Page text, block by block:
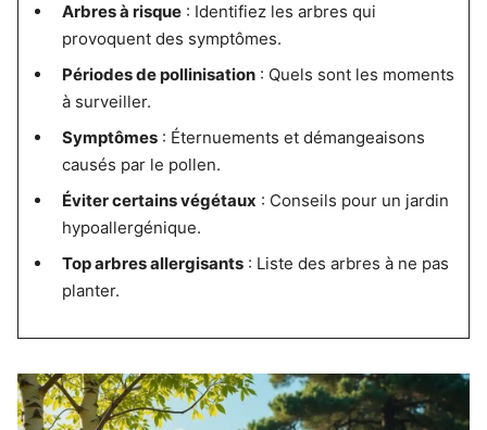
Arbres à risque: Identifiez les arbres qui
provoquent des symptômes.
Périodes de pollinisation: Quels sont les moments
à surveiller.
Symptômes: Éternuements et démangeaisons
causés par le pollen.
Éviter certains végétaux : Conseils pour un jardin
hypoallergénique.
Top arbres allergisants: Liste des arbres à ne pas
planter.